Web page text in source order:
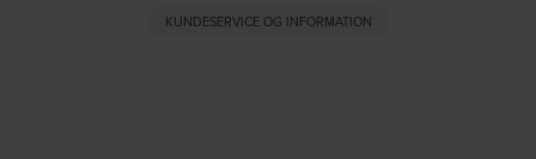
KUNDESERVICE OG INFORMATION